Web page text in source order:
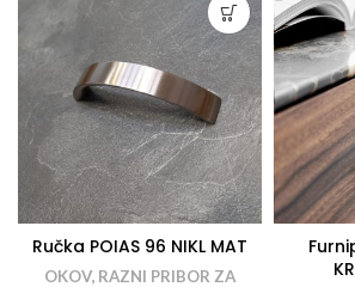
Ručka POIAS 96 NIKL MAT
OKOV, RAZNI PRIBOR ZA